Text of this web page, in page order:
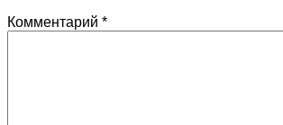
Комментарий *